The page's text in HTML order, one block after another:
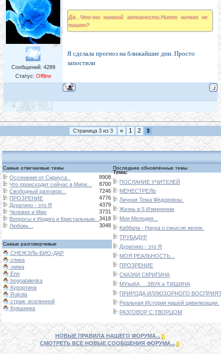
Сообщений: 4289
Статус: Offline
Да...Что-то никакой активности.Никто ничего не
пишет?
Я сделала прогноз на ближайшие дни. Просто
запостили
Страница 3из 3 « 1 2 3
Самые отвечаемые темы Последние обновлённые темы
Осознания от Сириуса .
8908
Что происходит сейчас в Мире...
8700
Свободный разговор...
7246
ПРОЗРЕНИЕ
4776
Дуратино - это Я
4379
Человек и Мир
3731
Вопросы к Индиго и Кристальным...3418
Любовь...
3048
Тема:
ПОСЛАНИЕ УЧИТЕЛЕЙ
МЕНЕСТРЕЛЬ
Личная Тема Фёдоровны.
Жизнь в 5 Измерении
Моя Мелодия...
Каббала - Наука о смысле жизни.
ТРУБАДУР
Дуратино - это Я
МОЯ РЕАЛЬНОСТЬ...
ПРОЗРЕНИЕ
СКАЗКИ СКРИПАЧА
МУзыКА ....ЗВУК и ТИШИНА
ПРИРОДА ИЛЛЮЗОРНОГО
Реальная История нашей цивилизации.
РАЗГОВОР С ТВОРЦОМ
Самые разговорчивые
СНЕЖЭЛЬ-БИО-ДАР
спика
эмма
Enn
bognatalenka
Курортина
Rukola
страж_вселенной
Кувшинка
НОВЫЕ ПРАВИЛА НАШЕГО ФОРУМА...
СМОТРЕТЬ ВСЕ НОВЫЕ СООБЩЕНИЯ ФОРУМА...